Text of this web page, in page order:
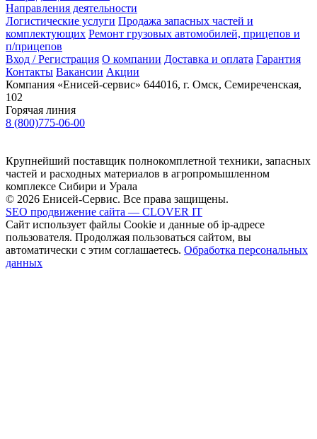
Направления деятельности
Логистические услуги Продажа запасных частей и
комплектующих Ремонт грузовых автомобилей, прицепов и
п/прицепов
Вход / Регистрация О компании Доставка и оплата Гарантия
Контакты Вакансии Акции
Компания «Енисей-сервис» 644016, г. Омск, Семиреченская,
102
Горячая линия
8 (800)775-06-00
Крупнейший поставщик полнокомплетной техники, запасных
частей и расходных материалов в агропромышленном
комплексе Сибири и Урала
© 2026 Енисей-Сервис. Все права защищены.
SEO продвижение сайта — CLOVER IT
Сайт использует файлы Cookie и данные об ip-адресе
пользователя. Продолжая пользоваться сайтом, вы
автоматически с этим соглашаетесь. Обработка персональных
данных